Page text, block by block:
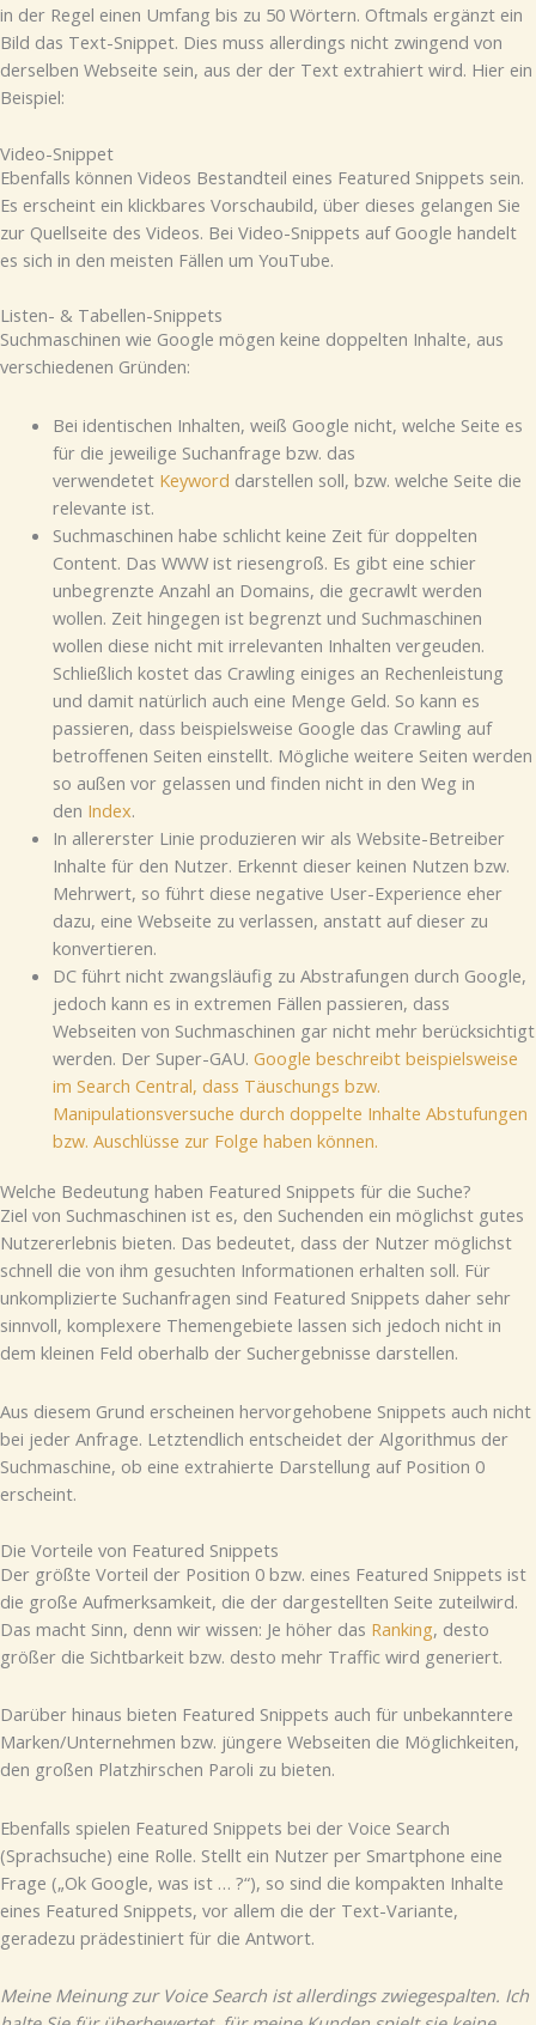
in der Regel einen Umfang bis zu 50 Wörtern. Oftmals ergänzt ein
Bild das Text-Snippet. Dies muss allerdings nicht zwingend von
derselben Webseite sein, aus der der Text extrahiert wird. Hier ein
Beispiel:
Video-Snippet
Ebenfalls können Videos Bestandteil eines Featured Snippets sein.
Es erscheint ein klickbares Vorschaubild, über dieses gelangen Sie
zur Quellseite des Videos. Bei Video-Snippets auf Google handelt
es sich in den meisten Fällen um YouTube.
Listen- & Tabellen-Snippets
Suchmaschinen wie Google mögen keine doppelten Inhalte, aus
verschiedenen Gründen:
Bei identischen Inhalten, weiß Google nicht, welche Seite es
für die jeweilige Suchanfrage bzw. das
verwendetet Keyword darstellen soll, bzw. welche Seite die
relevante ist.
Suchmaschinen habe schlicht keine Zeit für doppelten
Content. Das WWW ist riesengroß. Es gibt eine schier
unbegrenzte Anzahl an Domains, die gecrawlt werden
wollen. Zeit hingegen ist begrenzt und Suchmaschinen
wollen diese nicht mit irrelevanten Inhalten vergeuden.
Schließlich kostet das Crawling einiges an Rechenleistung
und damit natürlich auch eine Menge Geld. So kann es
passieren, dass beispielsweise Google das Crawling auf
betroffenen Seiten einstellt. Mögliche weitere Seiten werden
so außen vor gelassen und finden nicht in den Weg in
den Index.
In allererster Linie produzieren wir als Website-Betreiber
Inhalte für den Nutzer. Erkennt dieser keinen Nutzen bzw.
Mehrwert, so führt diese negative User-Experience eher
dazu, eine Webseite zu verlassen, anstatt auf dieser zu
konvertieren.
DC führt nicht zwangsläufig zu Abstrafungen durch Google,
jedoch kann es in extremen Fällen passieren, dass
Webseiten von Suchmaschinen gar nicht mehr berücksichtigt
werden. Der Super-GAU. Google beschreibt beispielsweise
im Search Central, dass Täuschungs bzw.
Manipulationsversuche durch doppelte Inhalte Abstufungen
bzw. Auschlüsse zur Folge haben können.
Welche Bedeutung haben Featured Snippets für die Suche?
Ziel von Suchmaschinen ist es, den Suchenden ein möglichst gutes
Nutzererlebnis bieten. Das bedeutet, dass der Nutzer möglichst
schnell die von ihm gesuchten Informationen erhalten soll. Für
unkomplizierte Suchanfragen sind Featured Snippets daher sehr
sinnvoll, komplexere Themengebiete lassen sich jedoch nicht in
dem kleinen Feld oberhalb der Suchergebnisse darstellen.
Aus diesem Grund erscheinen hervorgehobene Snippets auch nicht
bei jeder Anfrage. Letztendlich entscheidet der Algorithmus der
Suchmaschine, ob eine extrahierte Darstellung auf Position 0
erscheint.
Die Vorteile von Featured Snippets
Der größte Vorteil der Position 0 bzw. eines Featured Snippets ist
die große Aufmerksamkeit, die der dargestellten Seite zuteilwird.
Das macht Sinn, denn wir wissen: Je höher das Ranking, desto
größer die Sichtbarkeit bzw. desto mehr Traffic wird generiert.
Darüber hinaus bieten Featured Snippets auch für unbekanntere
Marken/Unternehmen bzw. jüngere Webseiten die Möglichkeiten,
den großen Platzhirschen Paroli zu bieten.
Ebenfalls spielen Featured Snippets bei der Voice Search
(Sprachsuche) eine Rolle. Stellt ein Nutzer per Smartphone eine
Frage („Ok Google, was ist … ?“), so sind die kompakten Inhalte
eines Featured Snippets, vor allem die der Text-Variante,
geradezu prädestiniert für die Antwort.
Meine Meinung zur Voice Search ist allerdings zwiegespalten. Ich